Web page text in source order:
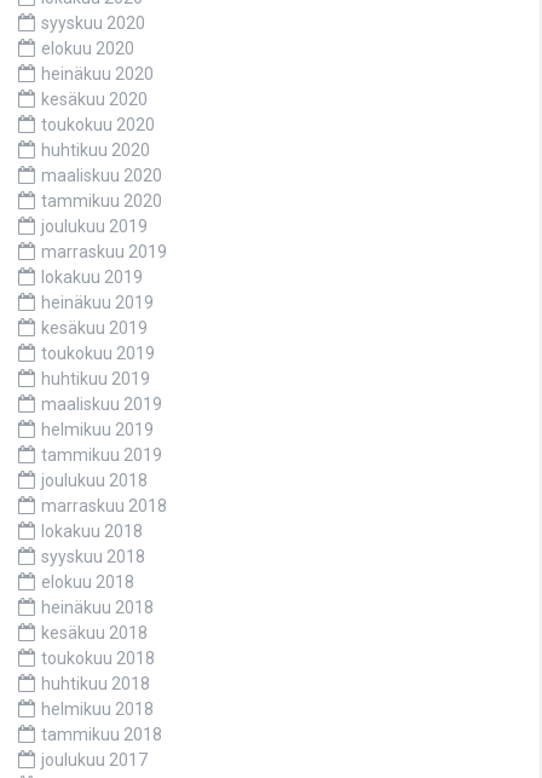
syyskuu 2020
elokuu 2020
heinäkuu 2020
kesäkuu 2020
toukokuu 2020
huhtikuu 2020
maaliskuu 2020
tammikuu 2020
joulukuu 2019
marraskuu 2019
lokakuu 2019
heinäkuu 2019
kesäkuu 2019
toukokuu 2019
huhtikuu 2019
maaliskuu 2019
helmikuu 2019
tammikuu 2019
joulukuu 2018
marraskuu 2018
lokakuu 2018
syyskuu 2018
elokuu 2018
heinäkuu 2018
kesäkuu 2018
toukokuu 2018
huhtikuu 2018
helmikuu 2018
tammikuu 2018
joulukuu 2017